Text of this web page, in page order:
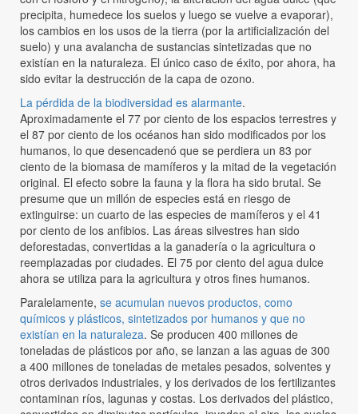
precipita, humedece los suelos y luego se vuelve a evaporar),
los cambios en los usos de la tierra (por la artificialización del
suelo) y una avalancha de sustancias sintetizadas que no
existían en la naturaleza. El único caso de éxito, por ahora, ha
sido evitar la destrucción de la capa de ozono.
La pérdida de la biodiversidad es alarmante.
Aproximadamente el 77 por ciento de los espacios terrestres y
el 87 por ciento de los océanos han sido modificados por los
humanos, lo que desencadenó que se perdiera un 83 por
ciento de la biomasa de mamíferos y la mitad de la vegetación
original. El efecto sobre la fauna y la flora ha sido brutal. Se
presume que un millón de especies está en riesgo de
extinguirse: un cuarto de las especies de mamíferos y el 41
por ciento de los anfibios. Las áreas silvestres han sido
deforestadas, convertidas a la ganadería o la agricultura o
reemplazadas por ciudades. El 75 por ciento del agua dulce
ahora se utiliza para la agricultura y otros fines humanos.
Paralelamente, se acumulan nuevos productos, como
químicos y plásticos, sintetizados por humanos y que no
existían en la naturaleza. Se producen 400 millones de
toneladas de plásticos por año, se lanzan a las aguas de 300
a 400 millones de toneladas de metales pesados, solventes y
otros derivados industriales, y los derivados de los fertilizantes
contaminan ríos, lagunas y costas. Los derivados del plástico,